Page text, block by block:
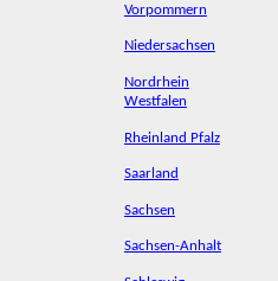
Vorpommern
Niedersachsen
Nordrhein
Westfalen
Rheinland Pfalz
Saarland
Sachsen
Sachsen-Anhalt